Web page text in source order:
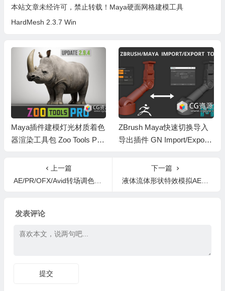
本站文章未经许可，禁止转载！ Maya硬面网格建模工具
HardMesh 2.3.7 Win
Maya插件建模灯光材质着色
器渲染工具包 Zoo Tools Pro
ZBrush Maya快速切换导入
导出插件 GN Import/Export
上一篇
AE/PR/OFX/Avid转场调色字幕稳定防抖插件包 NewBlue TotalFX 360 build 250207 CE Win
下一篇
液体流体形状特效模拟AE脚本 Cell Division 2 V1.1.0 + 使用教程
发表评论